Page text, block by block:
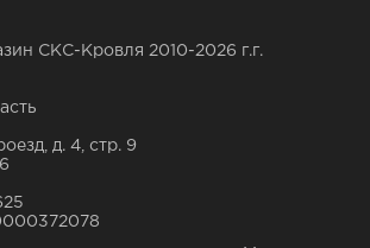
СКС-Кровля 2010-2026 г.г.
д. 4, стр. 9